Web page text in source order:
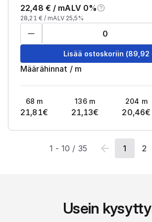
22,48 € / mALV 0%
28,21 € / mALV 25,5%
Lisää ostoskoriin (89,92
Määrähinnat / m
68 m
21,81€
136 m
21,13€
204 m
20,46€
1 -10 / 35 1 2
Usein